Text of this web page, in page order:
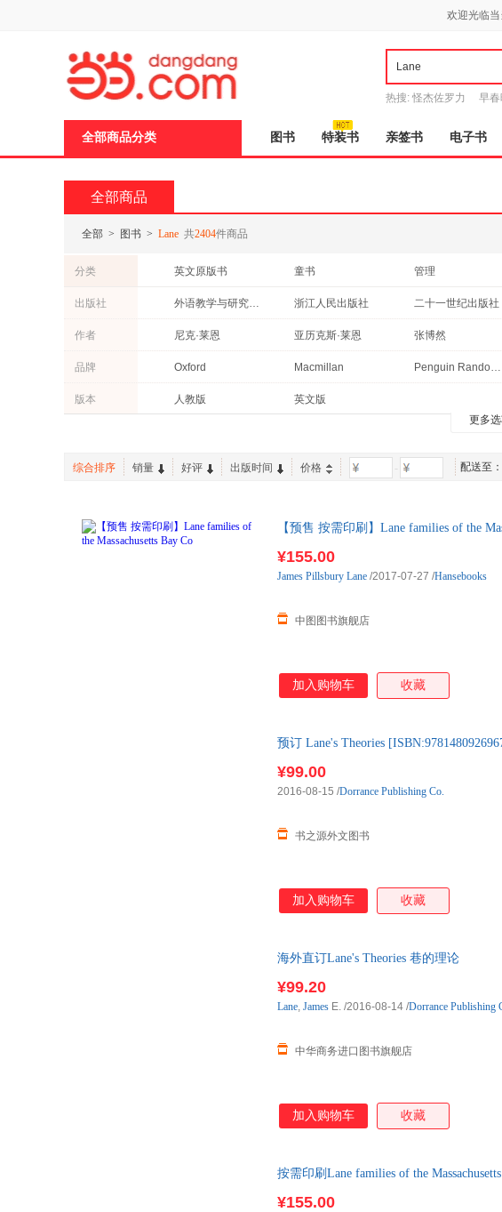
欢迎光临
热搜: 怪杰佐罗力 早春
全部商品分类 图书 特装书 亲签书 电子书
全部商品
全部 > 图书 > Lane 共2404件商品
分类 英文原版书 童书 管理
自然科学
文学 政治/军事
港台圖書
艺术 外语
出版社 外语教学与研究出版社 浙江人民出版社 二十一世纪出版社
未来出版社
文汇出版社 清华大学出版社
电子工业出版社
作者 尼克·莱恩 亚历克斯·莱恩 张博然
秦昊
肖娜 王蔷
品牌 Oxford Macmillan Penguin Random House
版本 人教版 英文版
更多
综合排序 销量 好评 出版时间 价格 - 配送至：
【预售 按需印刷】Lane families of the
¥155.00
中图图书旗舰店
James Pillsbury Lane /2017-07-27 /Hansebooks
加入购物车 收藏
预订 Lane's Theories
¥99.00
书之源外文图书
2016-08-15 /Dorrance Publishing Co.
加入购物车 收藏
海外直订Lane's Theories 巷的理论
¥99.20
中华商务进口图书旗舰店
Lane, James E. /2016-08-14 /Dorrance Publishing
加入购物车 收藏
按需印刷Lane families of the
¥155.00
页